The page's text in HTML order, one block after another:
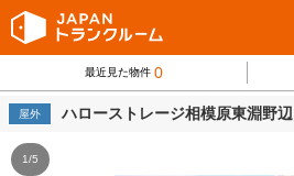
最近見た物件 0
屋外 ハローストレージ相模原東淵野辺
1/5